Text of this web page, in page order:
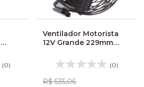
(0)
Ventilador Motorista
12V Grande 229mm
(0)
R$ 535,06